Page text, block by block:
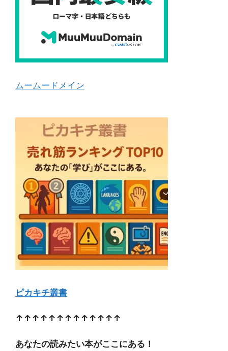
ムームードメイン
ピカキチ叢書
↑↑↑↑↑↑↑↑↑↑↑↑↑
あなたの読みたい本がここにある！